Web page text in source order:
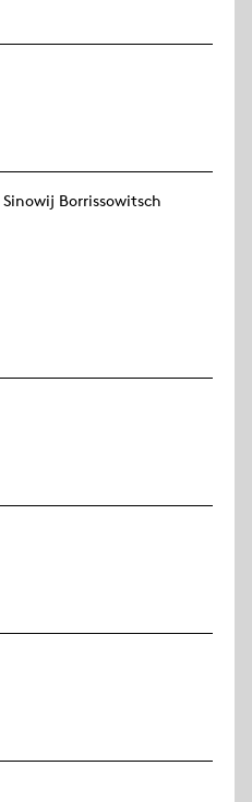
Sinowij Borrissowitsch